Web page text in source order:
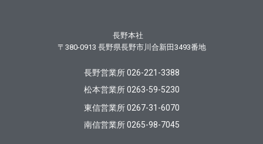
長野本社
〒380-0913 長野県長野市川合新田3493番地
長野営業所 026-221-3388
松本営業所 0263-59-5230
東信営業所 0267-31-6070
南信営業所 0265-98-7045